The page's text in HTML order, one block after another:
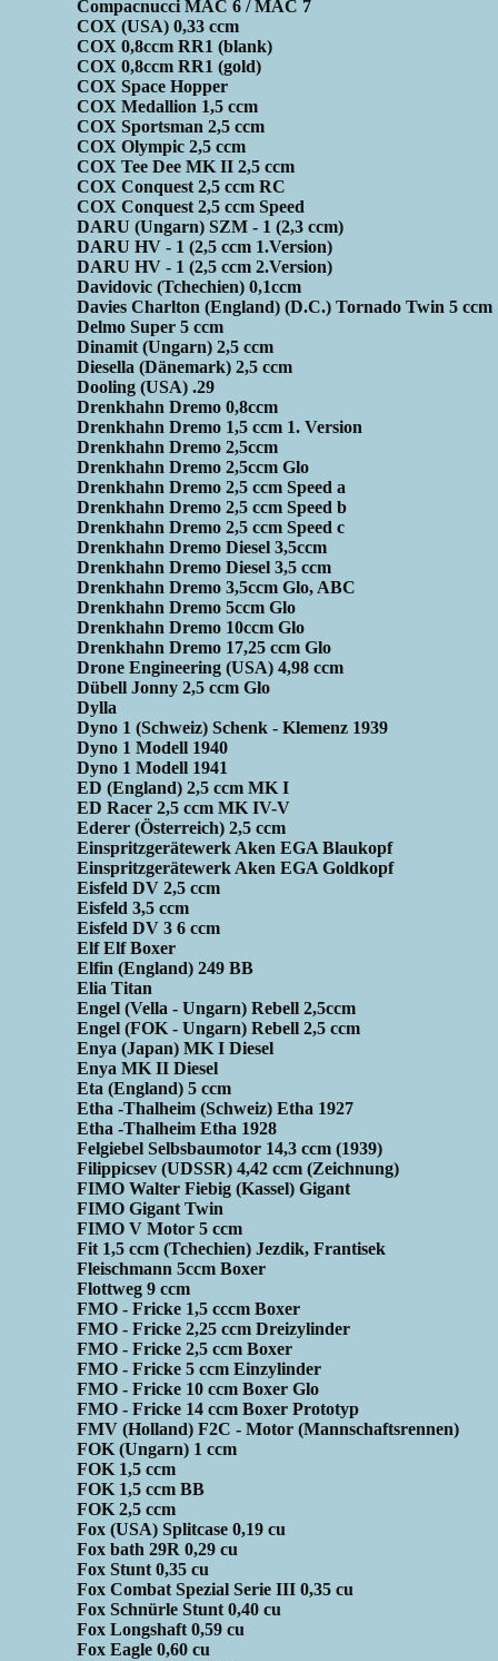
Compacnucci MAC 6 / MAC 7
COX (USA) 0,33 ccm
COX 0,8ccm RR1 (blank)
COX 0,8ccm RR1 (gold)
COX Space Hopper
COX Medallion 1,5 ccm
COX Sportsman 2,5 ccm
COX Olympic 2,5 ccm
COX Tee Dee MK II 2,5 ccm
COX Conquest 2,5 ccm RC
COX Conquest 2,5 ccm Speed
DARU (Ungarn) SZM - 1 (2,3 ccm)
DARU HV - 1 (2,5 ccm 1.Version)
DARU HV - 1 (2,5 ccm 2.Version)
Davidovic (Tchechien) 0,1ccm
Davies Charlton (England) (D.C.) Tornado Twin 5 ccm
Delmo Super 5 ccm
Dinamit (Ungarn) 2,5 ccm
Diesella (Dänemark) 2,5 ccm
Dooling (USA) .29
Drenkhahn Dremo 0,8ccm
Drenkhahn Dremo 1,5 ccm 1. Version
Drenkhahn Dremo 2,5ccm
Drenkhahn Dremo 2,5ccm Glo
Drenkhahn Dremo 2,5 ccm Speed a
Drenkhahn Dremo 2,5 ccm Speed b
Drenkhahn Dremo 2,5 ccm Speed c
Drenkhahn Dremo Diesel 3,5ccm
Drenkhahn Dremo Diesel 3,5 ccm
Drenkhahn Dremo 3,5ccm Glo, ABC
Drenkhahn Dremo 5ccm Glo
Drenkhahn Dremo 10ccm Glo
Drenkhahn Dremo 17,25 ccm Glo
Drone Engineering (USA) 4,98 ccm
Dübell Jonny 2,5 ccm Glo
Dylla
Dyno 1 (Schweiz) Schenk - Klemenz 1939
Dyno 1 Modell 1940
Dyno 1 Modell 1941
ED (England) 2,5 ccm MK I
ED Racer 2,5 ccm MK IV-V
Ederer (Österreich) 2,5 ccm
Einspritzgerätewerk Aken EGA Blaukopf
Einspritzgerätewerk Aken EGA Goldkopf
Eisfeld DV 2,5 ccm
Eisfeld 3,5 ccm
Eisfeld DV 3 6 ccm
Elf Elf Boxer
Elfin (England) 249 BB
Elia Titan
Engel (Vella - Ungarn) Rebell 2,5ccm
Engel (FOK - Ungarn) Rebell 2,5 ccm
Enya (Japan) MK I Diesel
Enya MK II Diesel
Eta (England) 5 ccm
Etha -Thalheim (Schweiz) Etha 1927
Etha -Thalheim Etha 1928
Felgiebel Selbsbaumotor 14,3 ccm (1939)
Filippicsev (UDSSR) 4,42 ccm (Zeichnung)
FIMO Walter Fiebig (Kassel) Gigant
FIMO Gigant Twin
FIMO V Motor 5 ccm
Fit 1,5 ccm (Tchechien) Jezdik, Frantisek
Fleischmann 5ccm Boxer
Flottweg 9 ccm
FMO - Fricke 1,5 cccm Boxer
FMO - Fricke 2,25 ccm Dreizylinder
FMO - Fricke 2,5 ccm Boxer
FMO - Fricke 5 ccm Einzylinder
FMO - Fricke 10 ccm Boxer Glo
FMO - Fricke 14 ccm Boxer Prototyp
FMV (Holland) F2C - Motor (Mannschaftsrennen)
FOK (Ungarn) 1 ccm
FOK 1,5 ccm
FOK 1,5 ccm BB
FOK 2,5 ccm
Fox (USA) Splitcase 0,19 cu
Fox bath 29R 0,29 cu
Fox Stunt 0,35 cu
Fox Combat Spezial Serie III 0,35 cu
Fox Schnürle Stunt 0,40 cu
Fox Longshaft 0,59 cu
Fox Eagle 0,60 cu